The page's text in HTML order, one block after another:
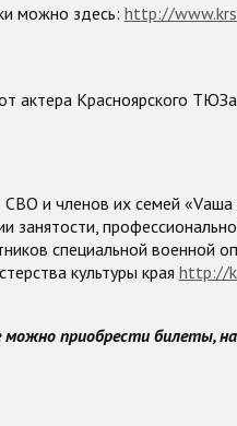
можно здесь: http://
актера Красноярского
и членов их семей
занятости,
специальной военной
культуры края http://
приобрести билеты,